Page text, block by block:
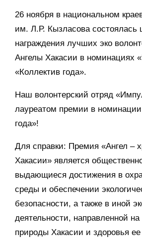
26 ноября в национальном
им. Л.Р. Кызласова состоялась
награждения лучших эко
Ангелы Хакасии в номинациях
«Коллектив года».
Наш волонтерский отряд
лауреатом премии в
года»!
Для справки: Премия «Ангел –
Хакасии» является
выдающиеся достижения в
среды и обеспечении
безопасности, а также в иной
деятельности, направленной
природы Хакасии и здоровья